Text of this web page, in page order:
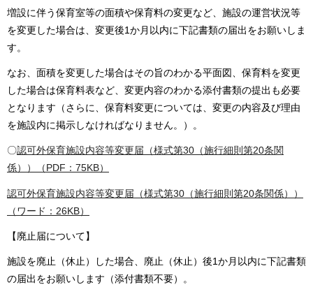
増設に伴う保育室等の面積や保育料の変更など、施設の運営状況等
を変更した場合は、変更後1か月以内に下記書類の届出をお願いしま
す。
なお、面積を変更した場合はその旨のわかる平面図、保育料を変更
した場合は保育料表など、変更内容のわかる添付書類の提出も必要
となります（さらに、保育料変更については、変更の内容及び理由
を施設内に掲示しなければなりません。）。
〇認可外保育施設内容等変更届（様式第30（施行細則第20条関
係））（PDF：75KB）
認可外保育施設内容等変更届（様式第30（施行細則第20条関係））
（ワード：26KB）
【廃止届について】
施設を廃止（休止）した場合、廃止（休止）後1か月以内に下記書類
の届出をお願いします（添付書類不要）。